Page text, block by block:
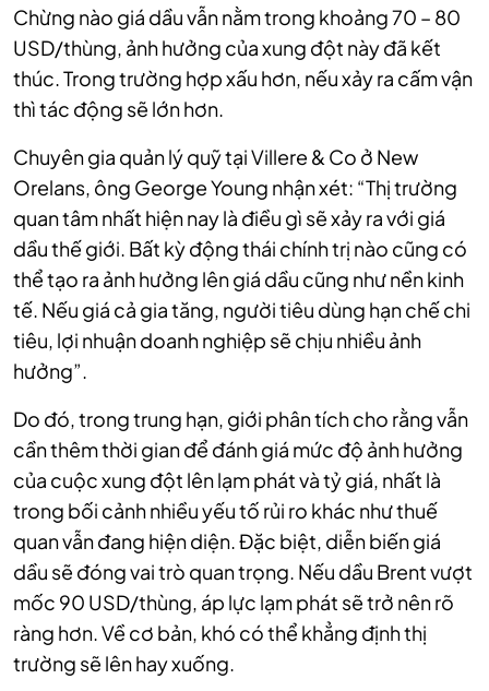
Chừng nào giá dầu vẫn nằm trong khoảng 70 – 80
USD/thùng, ảnh hưởng của xung đột này đã kết
thúc. Trong trường hợp xấu hơn, nếu xảy ra cấm vận
thì tác động sẽ lớn hơn.
Chuyên gia quản lý quỹ tại Villere & Co ở New
Orelans, ông George Young nhận xét: “Thị trường
quan tâm nhất hiện nay là điều gì sẽ xảy ra với giá
dầu thế giới. Bất kỳ động thái chính trị nào cũng có
thể tạo ra ảnh hưởng lên giá dầu cũng như nền kinh
tế. Nếu giá cả gia tăng, người tiêu dùng hạn chế chi
tiêu, lợi nhuận doanh nghiệp sẽ chịu nhiều ảnh
hưởng”.
Do đó, trong trung hạn, giới phân tích cho rằng vẫn
cần thêm thời gian để đánh giá mức độ ảnh hưởng
của cuộc xung đột lên lạm phát và tỷ giá, nhất là
trong bối cảnh nhiều yếu tố rủi ro khác như thuế
quan vẫn đang hiện diện. Đặc biệt, diễn biến giá
dầu sẽ đóng vai trò quan trọng. Nếu dầu Brent vượt
mốc 90 USD/thùng, áp lực lạm phát sẽ trở nên rõ
ràng hơn. Về cơ bản, khó có thể khẳng định thị
trường sẽ lên hay xuống.